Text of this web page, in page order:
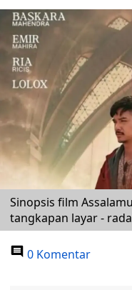
Sinopsis film
tangkapan layar -
0 Komentar